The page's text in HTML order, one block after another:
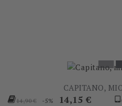
CAPITANO,
Prezzo
14,90 € -5% Prezzo
14,15 €